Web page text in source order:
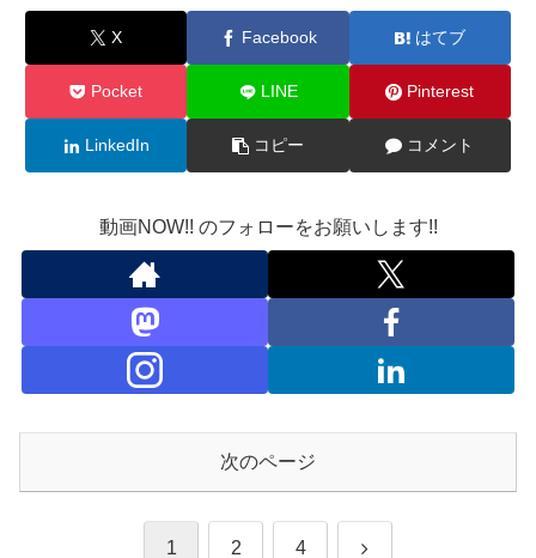
X Facebook はてブ
Pocket LINE Pinterest
LinkedIn コピー コメント
動画NOW!! のフォローをお願いします!!
次のページ
1 2 4 次